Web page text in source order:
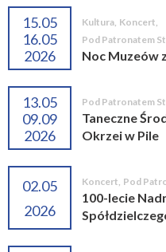
15.05
16.05
2026
Kultura, Koncert,
Pod Patronatem
Noc Muzeów
13.05
09.09
2026
Pod Patronatem
Taneczne
Okrzei w Pile
02.05
2026
Koncert, Pod
100-lecie